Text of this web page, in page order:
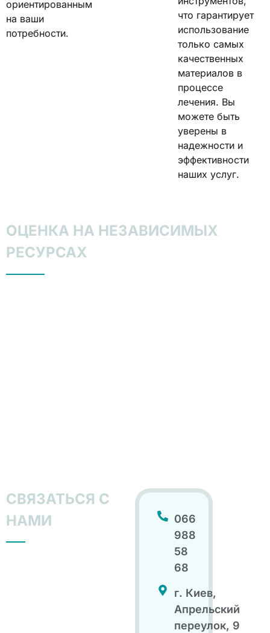
ориентированным
на ваши
потребности.
что гарантирует
использование
только самых
качественных
материалов в
процессе
лечения. Вы
можете быть
уверены в
надежности и
эффективности
наших услуг.
ОЦЕНКА НА НЕЗАВИСИМЫХ
РЕСУРСАХ
СВЯЗАТЬСЯ С
НАМИ
066
988
58
68
г. Киев,
Апрельский
переулок, 9